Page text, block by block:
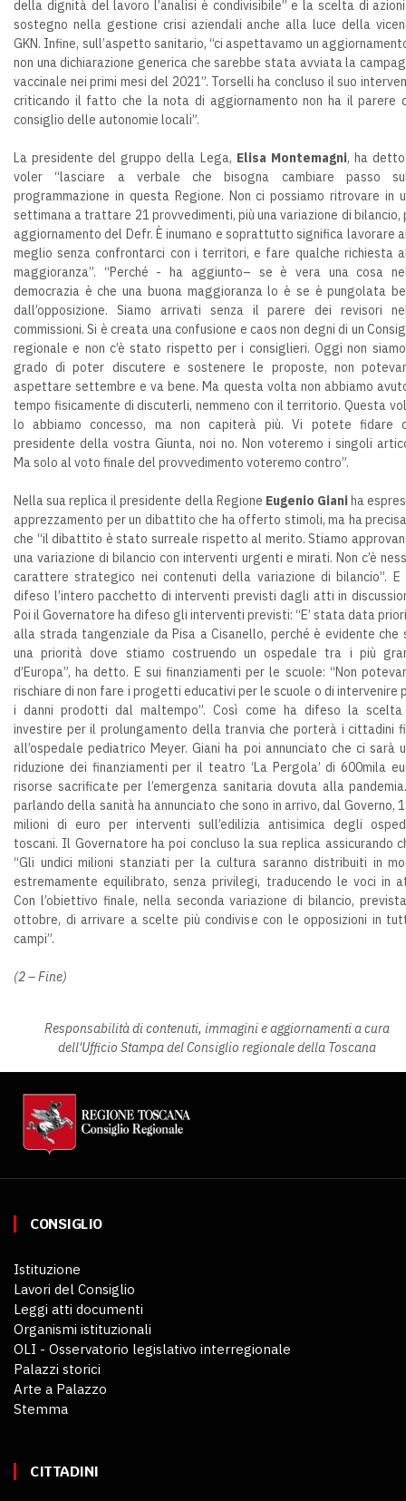
della dignità del lavoro l’analisi è condivisibile” e la scelta di
sostegno nella gestione crisi aziendali anche alla luce della
GKN. Infine, sull’aspetto sanitario, “ci aspettavamo un
non una dichiarazione generica che sarebbe stata avviata la
vaccinale nei primi mesi del 2021”. Torselli ha concluso il suo
criticando il fatto che la nota di aggiornamento non ha il parere
consiglio delle autonomie locali”.
La presidente del gruppo della Lega, Elisa Montemagni, ha
voler “lasciare a verbale che bisogna cambiare passo
programmazione in questa Regione. Non ci possiamo ritrovare in
settimana a trattare 21 provvedimenti, più una variazione di bilancio,
aggiornamento del Defr. È inumano e soprattutto significa lavorare
meglio senza confrontarci con i territori, e fare qualche richiesta
maggioranza”. “Perché - ha aggiunto– se è vera una cosa
democrazia è che una buona maggioranza lo è se è pungolata
dall’opposizione. Siamo arrivati senza il parere dei revisori
commissioni. Si è creata una confusione e caos non degni di un
regionale e non c’è stato rispetto per i consiglieri. Oggi non
grado di poter discutere e sostenere le proposte, non
aspettare settembre e va bene. Ma questa volta non abbiamo
tempo fisicamente di discuterli, nemmeno con il territorio. Questa
lo abbiamo concesso, ma non capiterà più. Vi potete fidare
presidente della vostra Giunta, noi no. Non voteremo i singoli
Ma solo al voto finale del provvedimento voteremo contro”.
Nella sua replica il presidente della Regione Eugenio Gianiha
apprezzamento per un dibattito che ha offerto stimoli, ma ha
che “il dibattito è stato surreale rispetto al merito. Stiamo
una variazione di bilancio con interventi urgenti e mirati. Non c’è
carattere strategico nei contenuti della variazione di bilancio”. E
difeso l’intero pacchetto di interventi previsti dagli atti in
Poi il Governatore ha difeso gli interventi previsti: “E’ stata data
alla strada tangenziale da Pisa a Cisanello, perché è evidente che
una priorità dove stiamo costruendo un ospedale tra i più
d’Europa”, ha detto. E sui finanziamenti per le scuole: “Non
rischiare di non fare i progetti educativi per le scuole o di intervenire
i danni prodotti dal maltempo”. Così come ha difeso la
investire per il prolungamento della tranvia che porterà i cittadini
all’ospedale pediatrico Meyer. Giani ha poi annunciato che ci sarà
riduzione dei finanziamenti per il teatro ‘La Pergola’ di 600mila
risorse sacrificate per l’emergenza sanitaria dovuta alla
parlando della sanità ha annunciato che sono in arrivo, dal Governo,
milioni di euro per interventi sull’edilizia antisimica degli
toscani. Il Governatore ha poi concluso la sua replica assicurando
“Gli undici milioni stanziati per la cultura saranno distribuiti in
estremamente equilibrato, senza privilegi, traducendo le voci in
Con l’obiettivo finale, nella seconda variazione di bilancio,
ottobre, di arrivare a scelte più condivise con le opposizioni in
campi”.
(2 – Fine)
Responsabilità di contenuti, immagini e aggiornamenti a cura
dell'Ufficio Stampa del Consiglio regionale della Toscana
CONSIGLIO
Istituzione
Lavori del Consiglio
Leggi atti documenti
Organismi istituzionali
OLI - Osservatorio legislativo interregionale
Palazzi storici
Arte a Palazzo
Stemma
CITTADINI